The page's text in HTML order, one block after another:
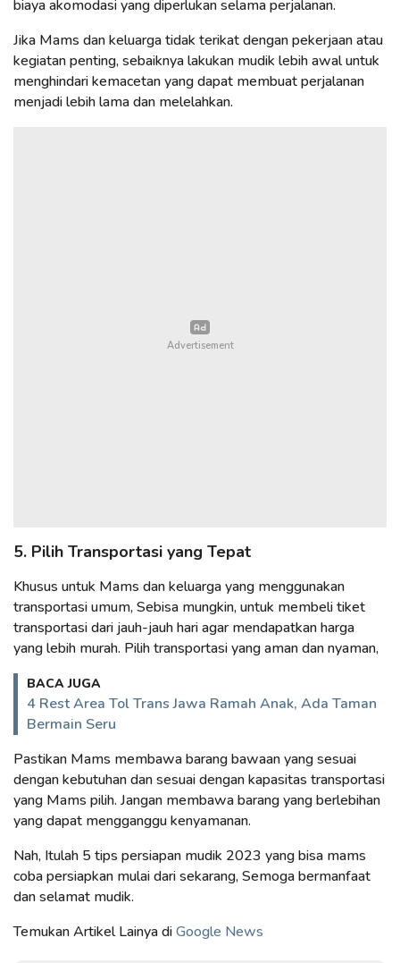
biaya akomodasi yang diperlukan selama perjalanan.
Jika Mams dan keluarga tidak terikat dengan pekerjaan atau
kegiatan penting, sebaiknya lakukan mudik lebih awal untuk
menghindari kemacetan yang dapat membuat perjalanan
menjadi lebih lama dan melelahkan.
5. Pilih Transportasi yang Tepat
Khusus untuk Mams dan keluarga yang menggunakan
transportasi umum, Sebisa mungkin, untuk membeli tiket
transportasi dari jauh-jauh hari agar mendapatkan harga
yang lebih murah. Pilih transportasi yang aman dan nyaman,
BACA JUGA
4 Rest Area Tol Trans Jawa Ramah Anak, Ada Taman
Bermain Seru
Pastikan Mams membawa barang bawaan yang sesuai
dengan kebutuhan dan sesuai dengan kapasitas transportasi
yang Mams pilih. Jangan membawa barang yang berlebihan
yang dapat mengganggu kenyamanan.
Nah, Itulah 5 tips persiapan mudik 2023 yang bisa mams
coba persiapkan mulai dari sekarang, Semoga bermanfaat
dan selamat mudik.
Temukan Artikel Lainya diGoogle News